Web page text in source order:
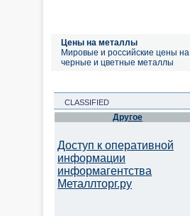
Цены на металлы
Мировые и российские цены на
черные и цветные металлы
CLASSIFIED
Другое
Доступ к оперативной
информации
информагентства
Металлторг.ру